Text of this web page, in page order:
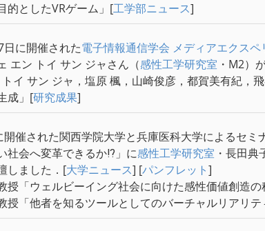
的としたVRゲーム」[工学部ニュース]
に開催された電子情報通信学会 メディアエクス
エン トイ サン ジャさん（感性工学研究室 ・M2）
トイ サン ジャ，塩原 楓，山崎俊彦，都賀美有紀
成」[研究成果]
開催された関西学院大学と兵庫医科大学によるセ
社会へ変革できるか⁉」に感性工学研究室 ・長田典
しました．[大学ニュース] [パンフレット]
授「ウェルビーイング社会に向けた感性価値創造の
授「他者を知るツールとしてのバーチャルリアリテ